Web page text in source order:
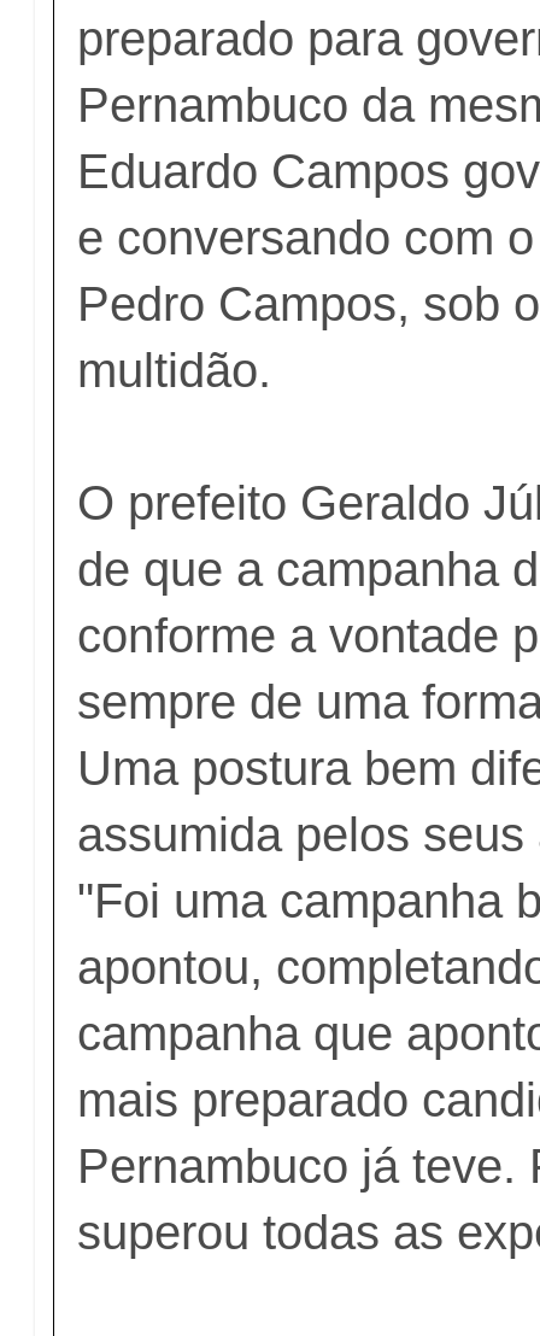
preparado para
Pernambuco da
Eduardo Campos
e conversando com
Pedro Campos, sob
multidão.
O prefeito Geraldo
de que a campanha
conforme a vontade
sempre de uma
Uma postura bem
assumida pelos
"Foi uma campanha
apontou,
campanha que
mais preparado
Pernambuco já teve.
superou todas as